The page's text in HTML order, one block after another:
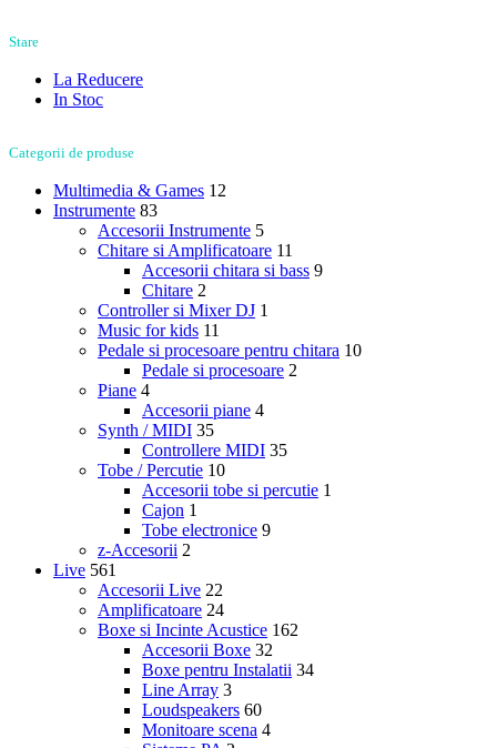
Stare
La Reducere
In Stoc
Categorii de produse
Multimedia & Games 12
Instrumente 83
Accesorii Instrumente 5
Chitare si Amplificatoare 11
Accesorii chitara si bass 9
Chitare 2
Controller si Mixer DJ 1
Music for kids 11
Pedale si procesoare pentru chitara 10
Pedale si procesoare 2
Piane 4
Accesorii piane 4
Synth / MIDI 35
Controllere MIDI 35
Tobe / Percutie 10
Accesorii tobe si percutie 1
Cajon 1
Tobe electronice 9
z-Accesorii 2
Live 561
Accesorii Live 22
Amplificatoare 24
Boxe si Incinte Acustice 162
Accesorii Boxe 32
Boxe pentru Instalatii 34
Line Array 3
Loudspeakers 60
Monitoare scena 4